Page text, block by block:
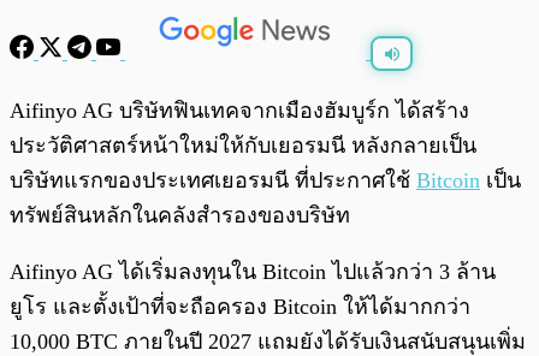
0:00 /
Aifinyo AG บริษัทฟินเทคจากเมืองฮัมบูร์ก ได้สร้าง
ประวัติศาสตร์หน้าใหม่ให้กับเยอรมนี หลังกลายเป็น
บริษัทแรกของประเทศเยอรมนี ที่ประกาศใช้ Bitcoin เป็น
ทรัพย์สินหลักในคลังสำรองของบริษัท
Aifinyo AG ได้เริ่มลงทุนใน Bitcoin ไปแล้วกว่า 3 ล้าน
ยูโร และตั้งเป้าที่จะถือครอง Bitcoin ให้ได้มากกว่า
10,000 BTC ภายในปี 2027 แถมยังได้รับเงินสนับสนุนเพิ่ม